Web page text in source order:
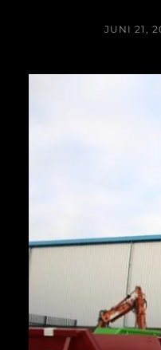
JUNI 21,